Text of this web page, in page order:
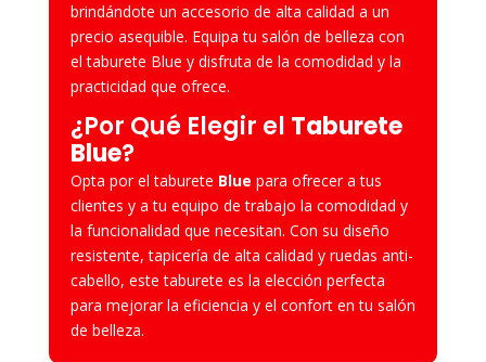
brindándote un accesorio de alta calidad a un
precio asequible. Equipa tu salón de belleza con
el taburete Blue y disfruta de la comodidad y la
practicidad que ofrece.
¿Por Qué Elegir el Taburete
Blue?
Opta por el taburete Blue para ofrecer a tus
clientes y a tu equipo de trabajo la comodidad y
la funcionalidad que necesitan. Con su diseño
resistente, tapicería de alta calidad y ruedas anti-
cabello, este taburete es la elección perfecta
para mejorar la eficiencia y el confort en tu salón
de belleza.